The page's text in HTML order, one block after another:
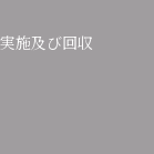
施及び回収